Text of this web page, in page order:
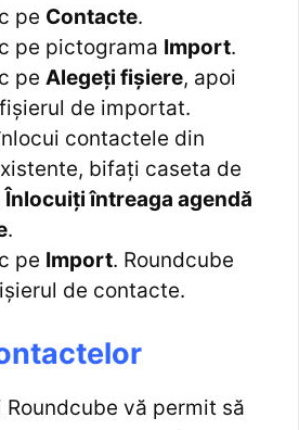
pe Contacte.
pe pictograma Import.
pe Alegeți fișiere, apoi
de importat.
contactele din
bifați caseta de
Înlocuiți întreaga agendă
.
pe Import. Roundcube
de contacte.
vă permit să